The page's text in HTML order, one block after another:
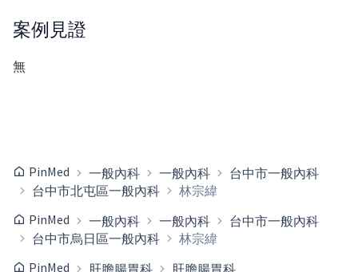
案例見證
無
PinMed 一般內科 一般內科
台中市一般內科
台中市北屯區一般內科
林宗緯
PinMed
一般內科 一般內科
台中市一般內科
台中市烏日區一般內科
林宗緯
PinMed
肝膽腸胃科 肝膽腸胃科